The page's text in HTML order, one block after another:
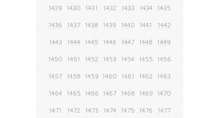
1429 1430 1431 1432 1433 1434 1435
1436 1437 1438 1439 1440 1441 1442
1443 1444 1445 1446 1447 1448 1449
1450 1451 1452 1453 1454 1455 1456
1457 1458 1459 1460 1461 1462 1463
1464 1465 1466 1467 1468 1469 1470
1471 1472 1473 1474 1475 1476 1477